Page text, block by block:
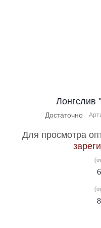
Лонгслив
Достаточно
Для просмотра